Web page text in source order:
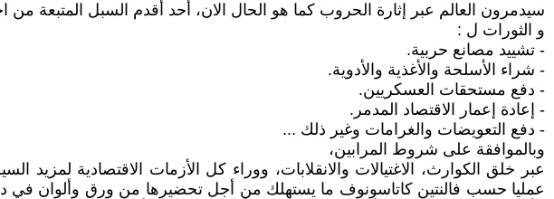
سيدمرون العالم عبر إثارة الحروب كما هو الحال الان، أحد أقدم السبل المتبعة
و الثورات ل :
- تشييد مصانع حربية.
- شراء الأسلحة والأغذية والأدوية.
- دفع مستحقات العسكريين.
- إعادة إعمار الاقتصاد المدمر.
- دفع التعويضات والغرامات وغير ذلك ...
وبالموافقة على شروط المرابين،
عبر خلق الكوارث، الاغتيالات والانقلابات، ووراء كل الأزمات الاقتصادية